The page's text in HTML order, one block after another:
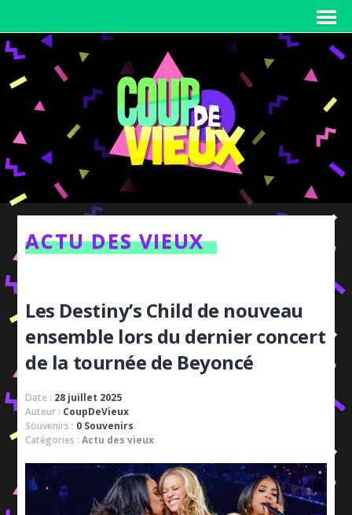
ACTU DES VIEUX
Les Destiny’s Child de nouveau
ensemble lors du dernier concert
de la tournée de Beyoncé
Date : 28 juillet 2025
Auteur : CoupDeVieux
Souvenirs : 0 Souvenirs
Catégories :Actu des vieux